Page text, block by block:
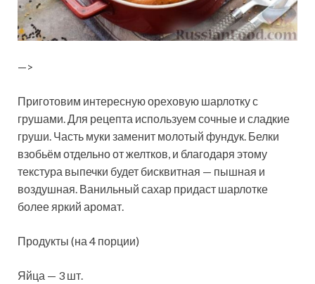
—>
Приготовим интересную ореховую шарлотку с
грушами. Для рецепта используем сочные и сладкие
груши. Часть муки заменит молотый фундук. Белки
взобьём отдельно от желтков, и благодаря этому
текстура выпечки будет бисквитная — пышная и
воздушная. Ванильный сахар придаст шарлотке
более яркий аромат.
Продукты (на 4 порции)
Яйца — 3 шт.